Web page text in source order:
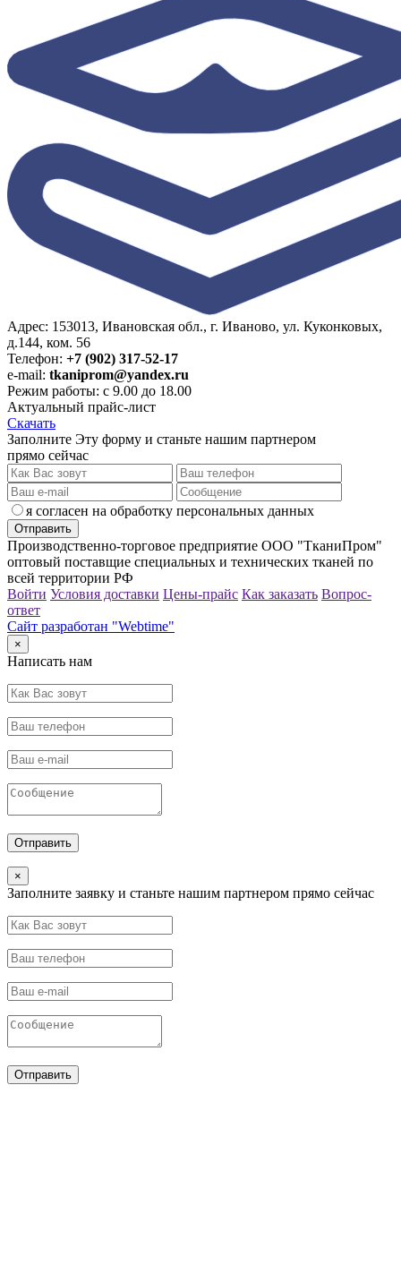
Адрес: 153013, Ивановская обл., г. Иваново, ул. Куконковых,
д.144, ком. 56
Телефон: +7 (902) 317-52-17
e-mail: tkaniprom@yandex.ru
Режим работы: с 9.00 до 18.00
Актуальный прайс-лист
Скачать
Заполните Эту форму и станьте нашим партнером
прямо сейчас
я согласен на обработку персональных данных
Производственно-торговое предприятие ООО "ТканиПром"
оптовый поставщие специальных и технических тканей по
всей территории РФ
Войти Условия доставки Цены-прайс Как заказать Вопрос-
ответ
Сайт разработан "Webtime"
×
Написать нам
×
Заполните заявку и станьте нашим партнером прямо сейчас